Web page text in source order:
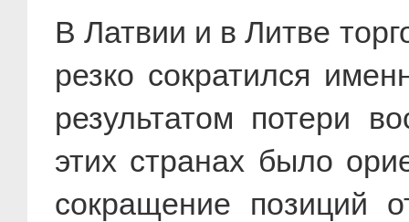
В Латвии и в Литве
резко сократился
результатом потери
этих странах было
сокращение позиций